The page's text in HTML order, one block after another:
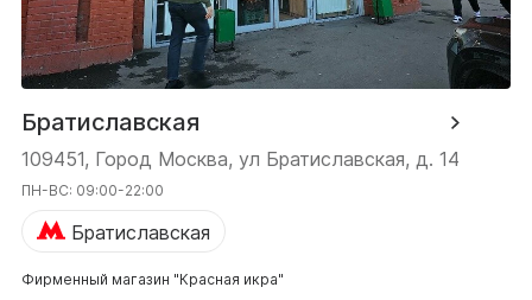
Братиславская
109451, Город Москва, ул Братиславская, д. 14
ПН-ВС: 09:00-22:00
Братиславская
Фирменный магазин "Красная икра"